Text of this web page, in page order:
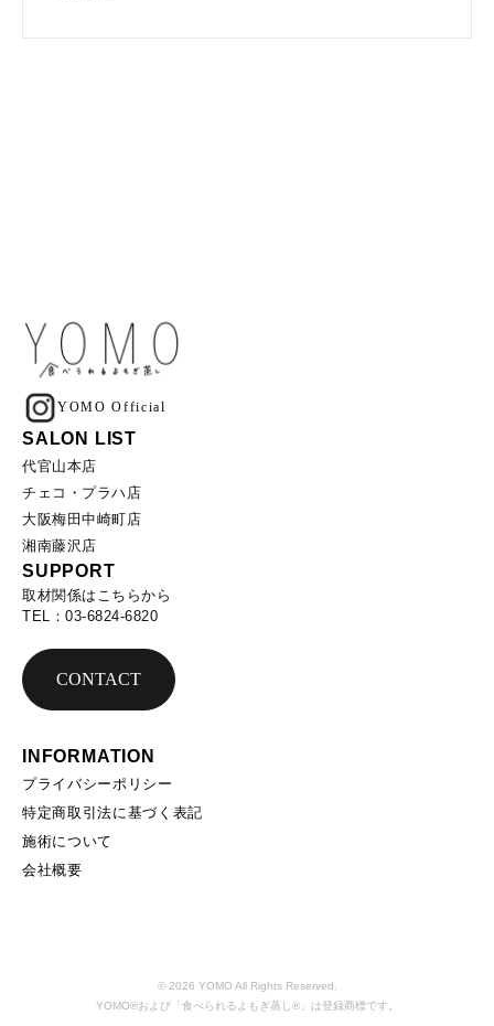
YOMO Official
SALON LIST
代官山本店
チェコ・プラハ店
大阪梅田中崎町店
湘南藤沢店
SUPPORT
取材関係はこちらから
TEL：03-6824-6820
CONTACT
INFORMATION
プライバシーポリシー
特定商取引法に基づく表記
施術について
会社概要
© 2026 YOMO All Rights Reserved.
YOMO®および「食べられるよもぎ蒸し®」は登録商標です。